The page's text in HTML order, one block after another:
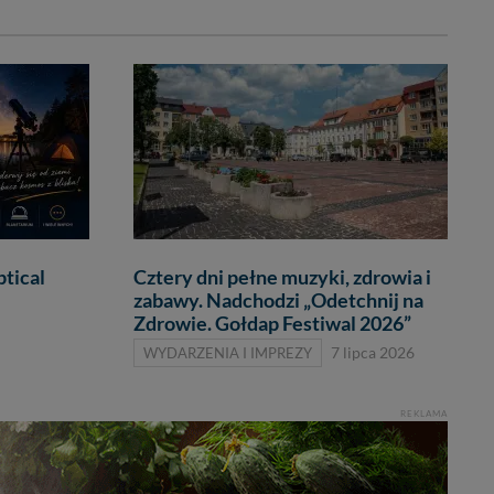
Cztery dni pełne muzyki, zdrowia i
zabawy. Nadchodzi „Odetchnij na
Zdrowie. Gołdap Festiwal 2026”
WYDARZENIA I IMPREZY 7 lipca 2026
REKLAMA